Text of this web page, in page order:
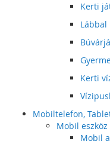
Kerti
Kerti
Mobiltelefon,
Mobil
Mobil